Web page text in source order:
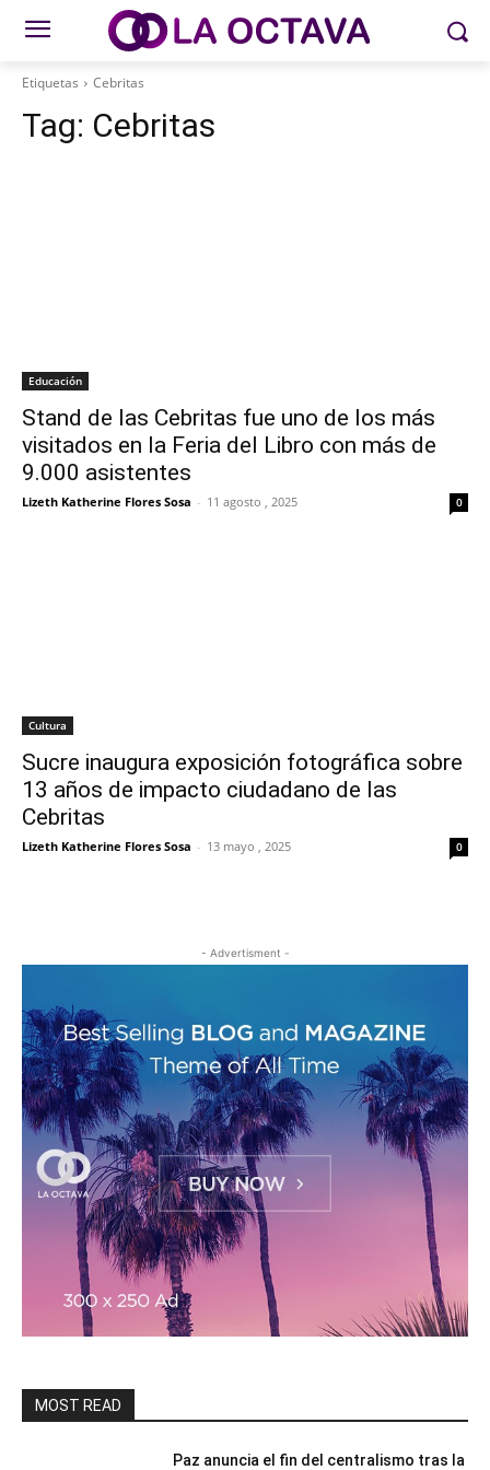
Etiquetas Cebritas
Tag: Cebritas
Educación
Stand de las Cebritas fue uno de los más
visitados en la Feria del Libro con más de
9.000 asistentes
Lizeth Katherine Flores Sosa - 11 agosto , 2025 0
Cultura
Sucre inaugura exposición fotográfica sobre
13 años de impacto ciudadano de las
Cebritas
Lizeth Katherine Flores Sosa - 13 mayo , 2025 0
- Advertisment -
MOST READ
Paz anuncia el fin del centralismo tras la